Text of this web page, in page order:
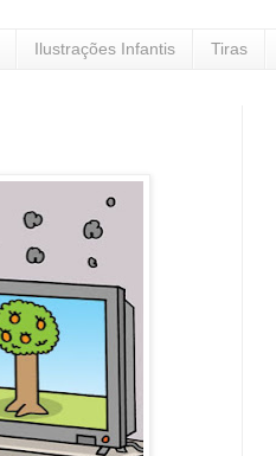
Ilustrações Infantis Tiras